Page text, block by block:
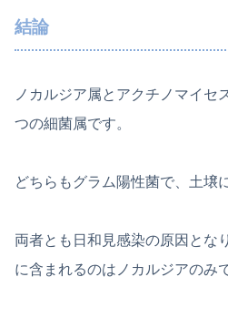
結論
ノカルジア属とアクチノマイセ
つの細菌属です。
どちらもグラム陽性菌で、土壌
両者とも日和見感染の原因とな
に含まれるのはノカルジアのみ